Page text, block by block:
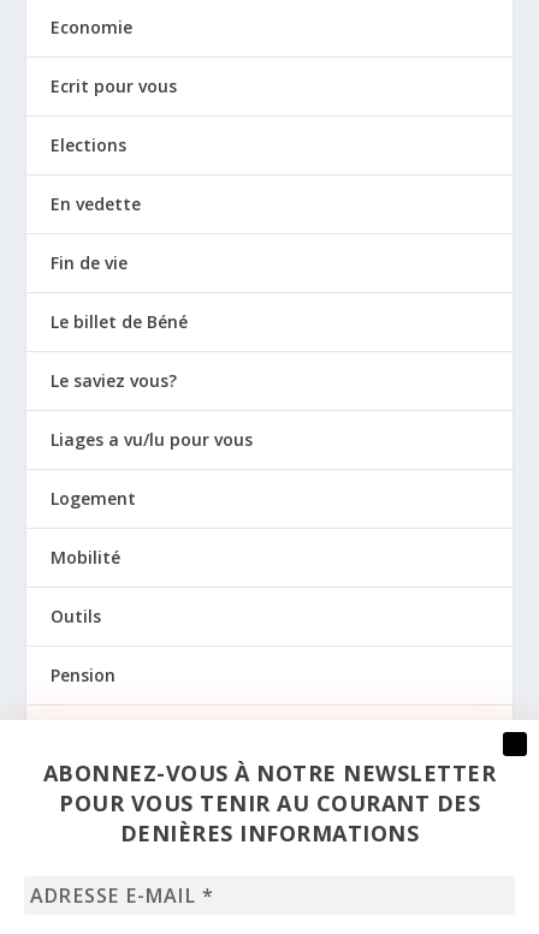
ABONNEZ-VOUS À NOTRE NEWSLETTER
POUR VOUS TENIR AU COURANT DES
DENIÈRES INFORMATIONS
Adresse
Economie
Ecrit pour vous
Elections
En vedette
Fin de vie
Le billet de Béné
Le saviez vous?
Liages a vu/lu pour vous
Logement
Mobilité
Outils
Pension
Regards
Sexualité